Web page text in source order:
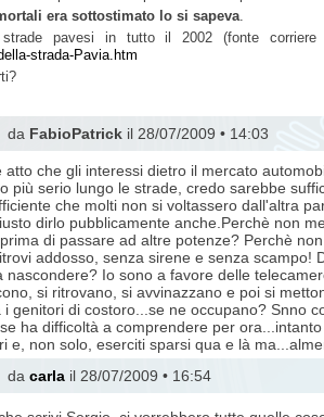
era sottostimato lo si sapeva.
pavesi in tutto il 2002 (fonte
strada-Pavia.htm
da FabioPatrickil 28/07/2009 • 14:03
che gli interessi dietro il mercato
più serio lungo le strade, credo sarebbe
che molti non si voltassero dall'altra
dirlo pubblicamente anche.Perchè non
di passare ad altre potenze? Perchè
addosso, senza sirene e senza
nascondere? Io sono a favore delle
si ritrovano, si avvinazzano e poi si
genitori di costoro...se ne occupano? Snno
ha difficoltà a comprendere per
e, non solo, eserciti sparsi qua e là
da carla il 28/07/2009 • 16:54